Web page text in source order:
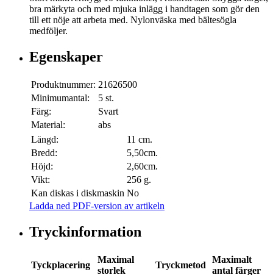
bra märkyta och med mjuka inlägg i handtagen som gör den
till ett nöje att arbeta med. Nylonväska med bältesögla
medföljer.
Egenskaper
Produktnummer: 21626500
Minimumantal:
5 st.
Färg:
Svart
Material:
abs
Längd:
11 cm.
Bredd:
5,50cm.
Höjd:
2,60cm.
Vikt:
256 g.
Kan diskas i diskmaskin No
Ladda ned PDF-version av artikeln
Tryckinformation
Tyckplacering
Maximal
storlek
Tryckmetod
Maximalt
antal färger